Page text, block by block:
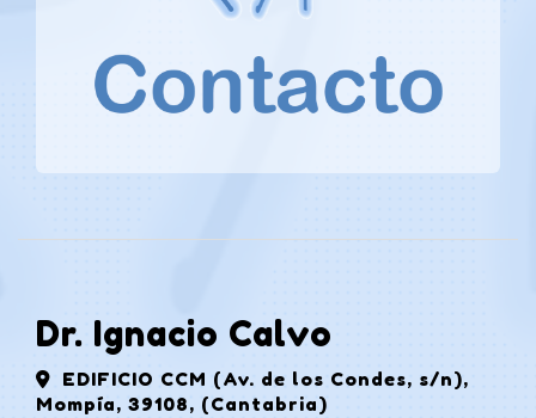
Dr. Ignacio Calvo
EDIFICIO CCM (Av. de los Condes, s/n),
Mompía, 39108, (Cantabria)